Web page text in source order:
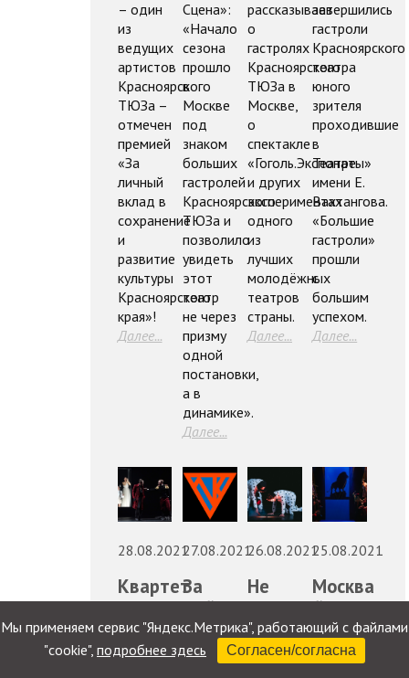
– один
из
ведущих
артистов
Красноярского
ТЮЗа –
отмечен
премией
«За
личный
вклад в
сохранение
и
развитие
культуры
Красноярского
края»!
Далее...
Сцена»:
«Начало
сезона
прошло
в
Москве
под
знаком
больших
гастролей
Красноярского
ТЮЗа и
позволило
увидеть
этот
театр
не через
призму
одной
постановки,
а в
динамике».
Далее...
рассказывает
о
гастролях
Красноярского
ТЮЗа в
Москве,
о
спектакле
«Гоголь.Экспонаты»
и других
экспериментах
одного
из
лучших
молодёжных
театров
страны.
Далее...
завершились
гастроли
Красноярского
театра
юного
зрителя
проходившие
в
Театре
имени Е.
Вахтангова.
«Большие
гастроли»
прошли
с
большим
успехом.
Далее...
28.08.2021
Квартет
спектаклей
от
Красноярского
27.08.2021
За
актёром
на
край
26.08.2021
Не
взрослейте,
это
ловушка!
25.08.2021
Москва
под
звездой
Мы применяем сервис "Яндекс.Метрика", работающий с файлами
"cookie", подробнее здесь Согласен/согласна